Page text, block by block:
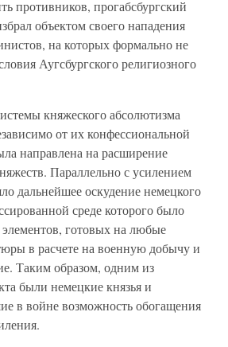
противников, прогабсбургский
объектом своего нападения
на которых формально не
Аугсбургского религиозного
княжеского абсолютизма
от их конфессиональной
направлена на расширение
Параллельно с усилением
дальнейшее оскудение немецкого
среде которого было
готовых на любые
в расчете на военную добычу и
Таким образом, одним из
были немецкие князья и
в войне возможность обогащения